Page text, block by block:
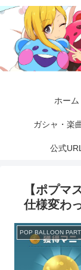
ホーム
ガシャ・楽
公式URL
【ポプマ
仕様変わ
POP BALLOON